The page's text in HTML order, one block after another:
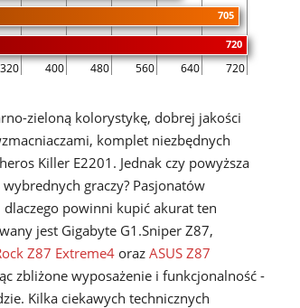
320 400 480 560 640 720
705
720
zieloną kolorystykę, dobrej jakości
komplet niezbędnych
Killer E2201. Jednak czy powyższa
graczy? Pasjonatów
powinni kupić akurat ten
jest Gigabyte G1.Sniper Z87,
Z87 Extreme4 oraz ASUS Z87
zbliżone wyposażenie i funkcjonalność -
Kilka ciekawych technicznych